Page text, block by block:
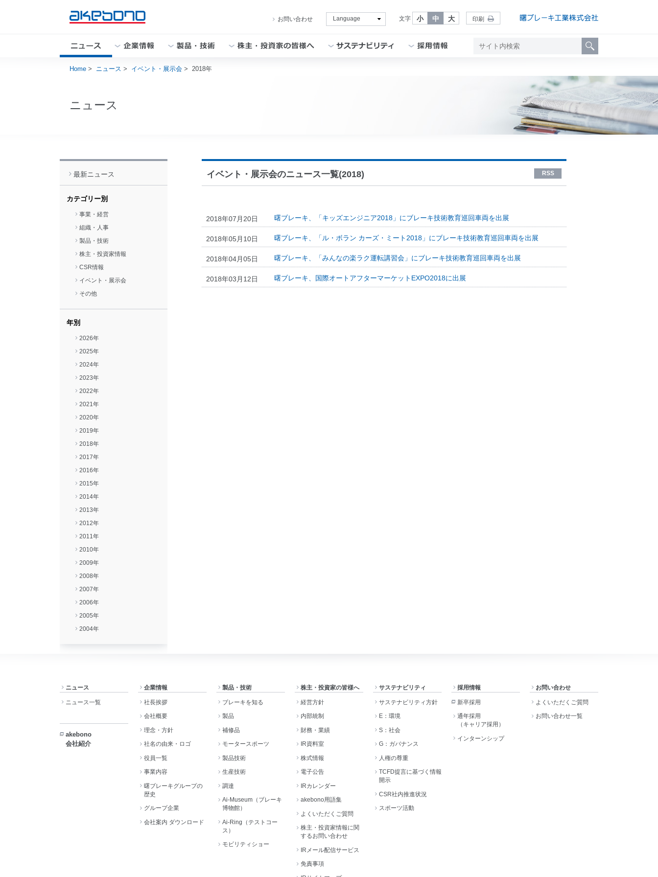
お問い合わせ 文字 小 中 大 印刷
閉じる
曙ブレーキグループの歴史
グループ企業
閉じる
調達
Ai-Museum（ブレーキ博物館）
閉じる
IRカレンダー
akebono用語集
IRメール配信サービス
免責事項
IRサイトマップ
CSR社内推進状況
スポーツ活動
Home > ニュース > イベント・展示会 > 2018年
ニュース
イベント・展示会のニュース一覧(2018) RSS
2018年07月20日 曙ブレーキ、「キッズエンジニア2018」にブレーキ技術教育巡回車両を出展
2018年05月10日 曙ブレーキ、「ル・ボラン カーズ・ミート2018」にブレーキ技術教育巡回車両を出展
2018年04月05日 曙ブレーキ、「みんなの楽ラク運転講習会」にブレーキ技術教育巡回車両を出展
2018年03月12日 曙ブレーキ、国際オートアフターマーケットEXPO2018に出展
最新ニュース
カテゴリー別
事業・経営
組織・人事
製品・技術
株主・投資家情報
CSR情報
イベント・展示会
その他
年別
2026年
2025年
2024年
2023年
2022年
2021年
2020年
2019年
2018年
2017年
2016年
2015年
2014年
2013年
2012年
2011年
2010年
2009年
2008年
2007年
2006年
2005年
2004年
ニュース
ニュース一覧
akebono
会社紹介
企業情報
社長挨拶
会社概要
理念・方針
社名の由来・ロゴ
役員一覧
事業内容
曙ブレーキグループの
歴史
グループ企業
会社案内 ダウンロード
製品・技術
ブレーキを知る
製品
補修品
モータースポーツ
製品技術
生産技術
調達
Ai-Museum（ブレーキ
博物館）
Ai-Ring（テストコー
ス）
モビリティショー
株主・投資家の皆様へ
経営方針
内部統制
財務・業績
IR資料室
株式情報
電子公告
IRカレンダー
akebono用語集
よくいただくご質問
株主・投資家情報に関
するお問い合わせ
IRメール配信サービス
免責事項
サステナビリティ
サステナビリティ方針
E：環境
S：社会
G：ガバナンス
人権の尊重
TCFD提言に基づく情報
開示
CSR社内推進状況
スポーツ活動
採用情報
新卒採用
通年採用
（キャリア採用）
インターンシップ
お問い合わせ
よくいただくご質問
お問い合わせ一覧